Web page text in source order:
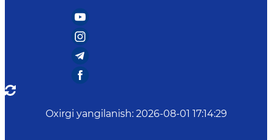
Oxirgi yangilanish: 2026-08-01 17:14:29